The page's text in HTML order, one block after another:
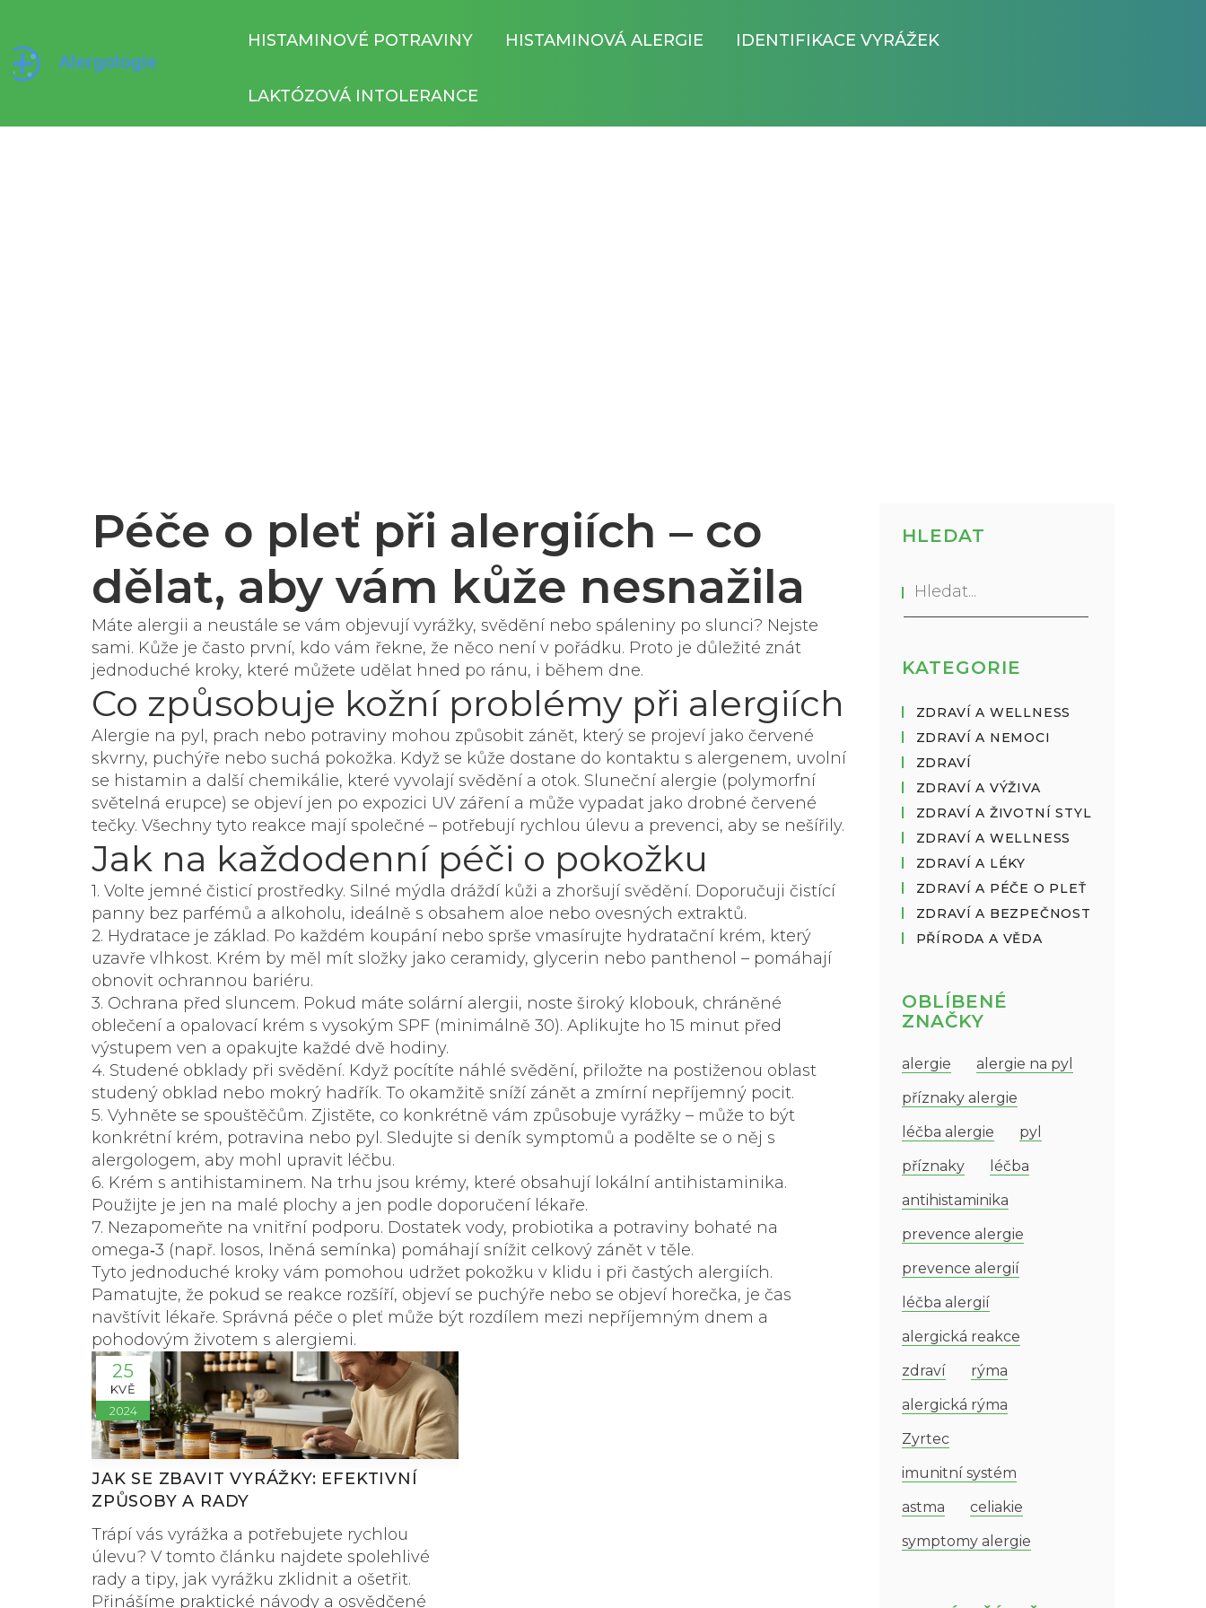
HISTAMINOVÉ POTRAVINY HISTAMINOVÁ ALERGIE IDENTIFIKACE VYRÁŽEK
LAKTÓZOVÁ INTOLERANCE
Péče o pleť při alergiích – co
dělat, aby vám kůže nesnažila
Máte alergii a neustále se vám objevují vyrážky, svědění nebo spáleniny po slunci? Nejste
sami. Kůže je často první, kdo vám řekne, že něco není v pořádku. Proto je důležité znát
jednoduché kroky, které můžete udělat hned po ránu, i během dne.
Co způsobuje kožní problémy při alergiích
Alergie na pyl, prach nebo potraviny mohou způsobit zánět, který se projeví jako červené
skvrny, puchýře nebo suchá pokožka. Když se kůže dostane do kontaktu s alergenem, uvolní
se histamin a další chemikálie, které vyvolají svědění a otok. Sluneční alergie (polymorfní
světelná erupce) se objeví jen po expozici UV záření a může vypadat jako drobné červené
tečky. Všechny tyto reakce mají společné – potřebují rychlou úlevu a prevenci, aby se nešířily.
Jak na každodenní péči o pokožku
1. Volte jemné čisticí prostředky. Silné mýdla dráždí kůži a zhoršují svědění. Doporučuji čistící
panny bez parfémů a alkoholu, ideálně s obsahem aloe nebo ovesných extraktů.
2. Hydratace je základ. Po každém koupání nebo sprše vmasírujte hydratační krém, který
uzavře vlhkost. Krém by měl mít složky jako ceramidy, glycerin nebo panthenol – pomáhají
obnovit ochrannou bariéru.
3. Ochrana před sluncem. Pokud máte solární alergii, noste široký klobouk, chráněné
oblečení a opalovací krém s vysokým SPF (minimálně 30). Aplikujte ho 15 minut před
výstupem ven a opakujte každé dvě hodiny.
4. Studené obklady při svědění. Když pocítíte náhlé svědění, přiložte na postiženou oblast
studený obklad nebo mokrý hadřík. To okamžitě sníží zánět a zmírní nepříjemný pocit.
5. Vyhněte se spouštěčům. Zjistěte, co konkrétně vám způsobuje vyrážky – může to být
konkrétní krém, potravina nebo pyl. Sledujte si deník symptomů a podělte se o něj s
alergologem, aby mohl upravit léčbu.
6. Krém s antihistaminem. Na trhu jsou krémy, které obsahují lokální antihistaminika.
Použijte je jen na malé plochy a jen podle doporučení lékaře.
7. Nezapomeňte na vnitřní podporu. Dostatek vody, probiotika a potraviny bohaté na
omega‑3 (např. losos, lněná semínka) pomáhají snížit celkový zánět v těle.
Tyto jednoduché kroky vám pomohou udržet pokožku v klidu i při častých alergiích.
Pamatujte, že pokud se reakce rozšíří, objeví se puchýře nebo se objeví horečka, je čas
navštívit lékaře. Správná péče o pleť může být rozdílem mezi nepříjemným dnem a
pohodovým životem s alergiemi.
25
KVĚ
2024
JAK SE ZBAVIT VYRÁŽKY: EFEKTIVNÍ
ZPŮSOBY A RADY
Trápí vás vyrážka a potřebujete rychlou
úlevu? V tomto článku najdete spolehlivé
rady a tipy, jak vyrážku zklidnit a ošetřit.
Přinášíme praktické návody a osvědčené
HLEDAT
KATEGORIE
ZDRAVÍ A WELLNESS
ZDRAVÍ A NEMOCI
ZDRAVÍ
ZDRAVÍ A VÝŽIVA
ZDRAVÍ A ŽIVOTNÍ STYL
ZDRAVÍ A WELLNESS
ZDRAVÍ A LÉKY
ZDRAVÍ A PÉČE O PLEŤ
ZDRAVÍ A BEZPEČNOST
PŘÍRODA A VĚDA
OBLÍBENÉ
ZNAČKY
alergie
alergie na pyl
příznaky alergie
léčba alergie
pyl
příznaky
léčba
antihistaminika
prevence alergie
prevence alergií
léčba alergií
alergická reakce
zdraví
rýma
alergická rýma
Zyrtec
imunitní systém
astma
celiakie
symptomy alergie